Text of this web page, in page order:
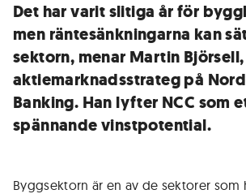
Det har varit slitiga år för
men räntesänkningarna kan
sektorn, menar Martin Björsell,
aktiemarknadsstrateg på
Banking. Han lyfter NCC som
spännande vinstpotential.
Byggsektorn är en av de sektorer